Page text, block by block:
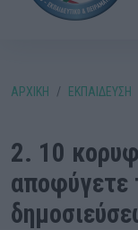
ΑΡΧΙΚΗ ΕΚΠΑΙΔΕΥΣΗ
2. 10
αποφύγετε